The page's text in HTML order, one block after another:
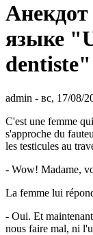
языке
dentiste"
admin - вс, 17/08/
C'est une femme
s'approche du
les testicules au
- Wow! Madame,
La femme lui
- Oui. Et
nous faire mal, ni